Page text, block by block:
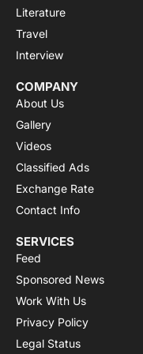
Literature
Travel
Interview
COMPANY
About Us
Gallery
Videos
Classified Ads
Exchange Rate
Contact Info
SERVICES
Feed
Sponsored News
Work With Us
Privacy Policy
Legal Status